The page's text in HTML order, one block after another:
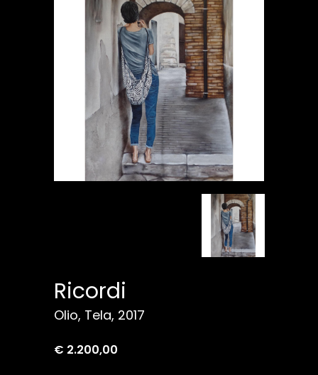
Ricordi
Olio, Tela, 2017
€ 2.200,00